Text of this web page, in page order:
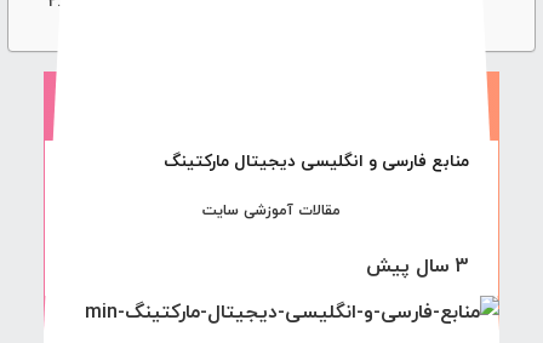
منابع فارسی و انگلیسی دیجیتال مارکتینگ
مقالات آموزشی سایت
3 سال پیش